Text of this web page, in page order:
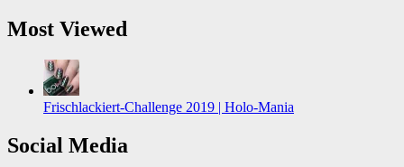
Most Viewed
Frischlackiert-Challenge 2019 | Holo-Mania
Social Media